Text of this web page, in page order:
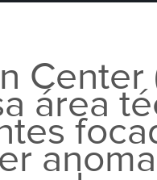
Center
área